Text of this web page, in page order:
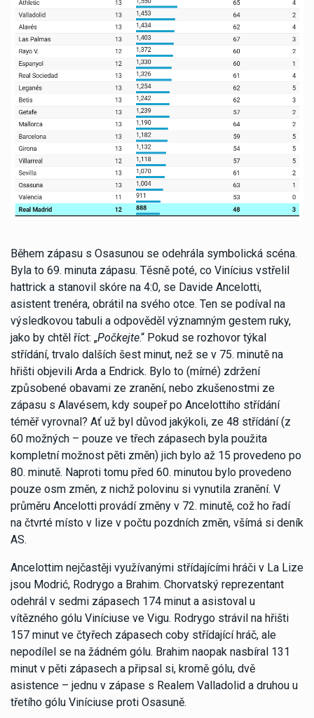
Během zápasu s Osasunou se odehrála symbolická scéna.
Byla to 69. minuta zápasu. Těsně poté, co Vinícius vstřelil
hattrick a stanovil skóre na 4:0, se Davide Ancelotti,
asistent trenéra, obrátil na svého otce. Ten se podíval na
výsledkovou tabuli a odpověděl významným gestem ruky,
jako by chtěl říct: „Počkejte.“ Pokud se rozhovor týkal
střídání, trvalo dalších šest minut, než se v 75. minutě na
hřišti objevili Arda a Endrick. Bylo to (mírné) zdržení
způsobené obavami ze zranění, nebo zkušenostmi ze
zápasu s Alavésem, kdy soupeř po Ancelottiho střídání
téměř vyrovnal? Ať už byl důvod jakýkoli, ze 48 střídání (z
60 možných – pouze ve třech zápasech byla použita
kompletní možnost pěti změn) jich bylo až 15 provedeno po
80. minutě. Naproti tomu před 60. minutou bylo provedeno
pouze osm změn, z nichž polovinu si vynutila zranění. V
průměru Ancelotti provádí změny v 72. minutě, což ho řadí
na čtvrté místo v lize v počtu pozdních změn, všímá si deník
AS.
Ancelottim nejčastěji využívanými střídajícími hráči v La Lize
jsou Modrić, Rodrygo a Brahim. Chorvatský reprezentant
odehrál v sedmi zápasech 174 minut a asistoval u
vítězného gólu Viníciuse ve Vigu. Rodrygo strávil na hřišti
157 minut ve čtyřech zápasech coby střídající hráč, ale
nepodílel se na žádném gólu. Brahim naopak nasbíral 131
minut v pěti zápasech a připsal si, kromě gólu, dvě
asistence – jednu v zápase s Realem Valladolid a druhou u
třetího gólu Viníciuse proti Osasuně.